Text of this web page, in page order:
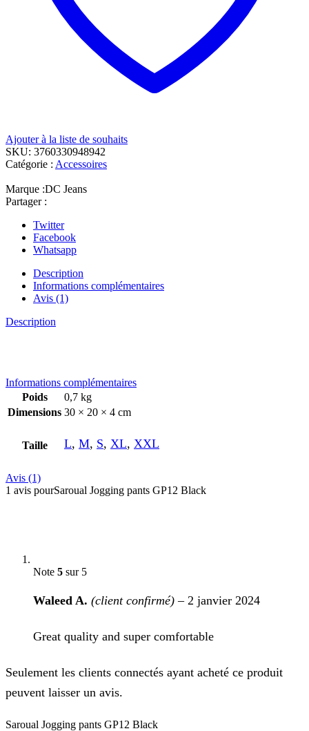
Ajouter à la liste de souhaits
SKU: 3760330948942
Catégorie : Accessoires
Marque :DC Jeans
Partager :
Twitter
Facebook
Whatsapp
Description
Informations complémentaires
Avis (1)
Description
Informations complémentaires
Poids
0,7 kg
Dimensions 30 × 20 × 4 cm
Taille L, M, S, XL, XXL
Avis (1)
1 avis pourSaroual Jogging pants GP12 Black
Note 5 sur 5
Waleed A. (client confirmé) – 2 janvier 2024
Great quality and super comfortable
Seulement les clients connectés ayant acheté ce produit
peuvent laisser un avis.
Saroual Jogging pants GP12 Black